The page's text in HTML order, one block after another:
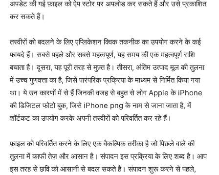
अपडेट की गई फ़ाइल को ऐप स्टोर पर अपलोड कर सकते हैं और उसे प्रकाशित
कर सकते हैं।
तस्वीरों को बदलने के लिए एप्लिकेशन क्विक तकनीक का उपयोग करने के कई
फायदे हैं। सबसे पहले और सबसे महत्वपूर्ण, यह समय की एक महत्वपूर्ण राशि
बचाता है। दूसरा, यह पूरी तरह से मुफ़्त है। तीसरा, अंतिम उत्पाद मूल की तुलना
में उच्च गुणवत्ता का है, जिसे पारंपरिक प्रक्रिया के माध्यम से निर्मित किया गया
था। ये उन कारणों में से हैं जिनकी वजह से बहुत से लोग Apple के iPhone
की डिजिटल फोटो बुक, जिसे iPhone png के नाम से जाना जाता है, में
शॉर्टकट का उपयोग करके अपनी तस्वीरों को परिवर्तित कर रहे हैं।
फ़ाइल को परिवर्तित करने के लिए एक वैकल्पिक तरीका है जो पिछले वाले की
तुलना में काफी तेज़ और आसान है। संपादन इस प्रक्रिया के लिए शब्द है। आप
इस तरह से छवि को आसानी से बदल सकते हैं। संपादन शुरू करने से पहले,